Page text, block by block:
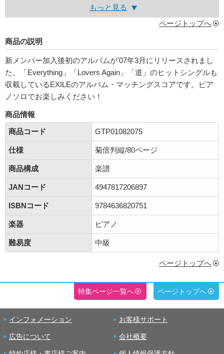
もっと見る
ページトップへ
商品の説明
新メンバー加入後初のアルバムが'07年3月にリリースされまし
た。「Everything」「Lovers Again」「道」のヒットシングルも
収載しているEXILEのアルバム・マッチングスコアです。ピア
ノソロでお楽しみください！
商品情報
商品コード
GTP01082075
仕様 菊倍判縦/80ページ
商品構成 楽譜
JANコード 4947817206897
ISBNコード 9784636820751
楽器 ピアノ
難易度 中級
ページトップへ
特集ページ一覧へ ページトップへ
インフォメーション お客様サポート
広告について 会社概要